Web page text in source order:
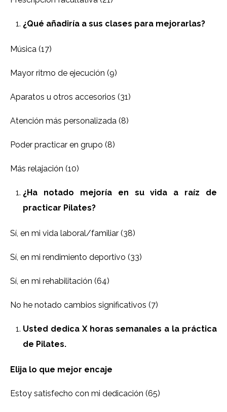
¿Qué añadiría a sus clases para mejorarlas?
Música (17)
Mayor ritmo de ejecución (9)
Aparatos u otros accesorios (31)
Atención más personalizada (8)
Poder practicar en grupo (8)
Más relajación (10)
¿Ha notado mejoría en su vida a raíz de
practicar Pilates?
Sí, en mi vida laboral/familiar (38)
Sí, en mi rendimiento deportivo (33)
Sí, en mi rehabilitación (64)
No he notado cambios significativos (7)
Usted dedica X horas semanales a la práctica
de Pilates.
Elija lo que mejor encaje
Estoy satisfecho con mi dedicación (65)